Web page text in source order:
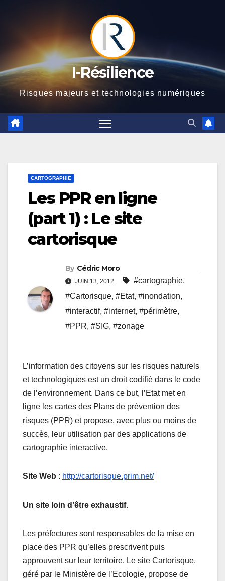
I-Résilience
Risques majeurs et technologies numériques
CARTOGRAPHIE
Les PPR en ligne
(part 1) : Le site
cartorisque
By Cédric Moro
JUIN 13, 2012 #cartographie,
#Cartorisque, #Etat, #inondation,
#interactif, #internet, #périmètre,
#PPR, #SIG, #zonage
L’information des citoyens sur les risques naturels
et technologiques est un droit codifié dans le code
de l’environnement. Dans ce but, l’Etat met en
ligne les cartes des Plans de prévention des
risques (PPR) et propose, avec plus ou moins de
succès, leur utilisation par des applications de
cartographie interactive.
Site Web : http://cartorisque.prim.net/
Un site loin d’être exhaustif.
Les préfectures sont responsables de la mise en
place des PPR qu’elles prescrivent puis
approuvent sur leur territoire. Le site Cartorisque,
géré par le Ministère de l’Ecologie, propose de